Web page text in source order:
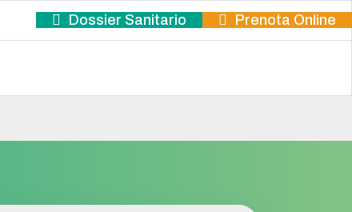
Dossier Sanitario Prenota Online